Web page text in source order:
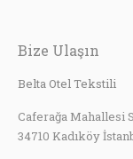
Bize Ulaşın
Belta Otel Tekstili
Caferağa Mahallesi
34710 Kadıköy